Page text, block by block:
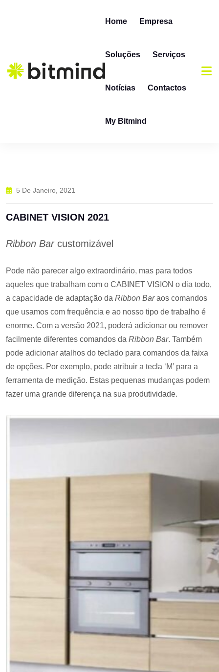
Home
Empresa
Soluções Serviços
Notícias Contactos
My Bitmind
5 De Janeiro, 2021
CABINET VISION 2021
Ribbon Barcustomizável
Pode não parecer algo extraordinário, mas para todos
aqueles que trabalham com o CABINET VISION o dia todo,
a capacidade de adaptação da Ribbon Baraos comandos
que usamos ​​com frequência e ao nosso tipo de trabalho é
enorme. Com a versão 2021, poderá adicionar ou remover
facilmente diferentes comandos da Ribbon Bar. Também
pode adicionar atalhos do teclado para comandos da faixa
de opções. Por exemplo, pode atribuir a tecla ‘M’ para a
ferramenta de medição. Estas pequenas mudanças podem
fazer uma grande diferença na sua produtividade.